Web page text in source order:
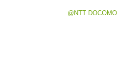
@NTT DOCOMO